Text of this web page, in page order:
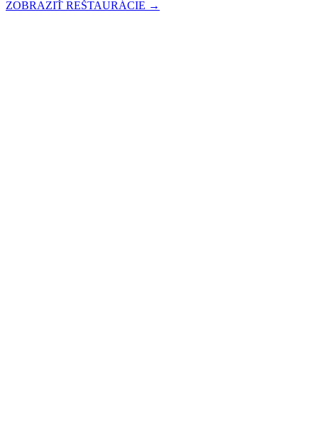
ZOBRAZIŤ REŠTAURÁCIE →